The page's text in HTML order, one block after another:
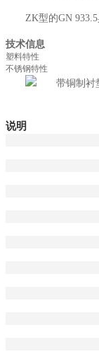
ZK型的GN
技术信息
塑料特性
不锈钢特性
说明